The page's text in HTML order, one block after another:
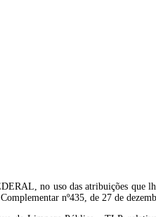
no uso das atribuições que
nº435, de 27 de